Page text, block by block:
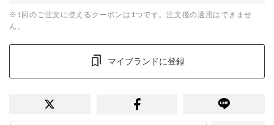
※1回のご注文に使えるクーポンは1つです。注文後の適用はできませ
ん。
マイブランドに登録